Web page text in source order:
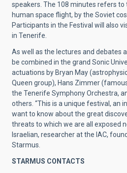
speakers. The 108 minutes refers
human space flight, by the Soviet
Participants in the Festival will also
in Tenerife.
As well as the lectures and debates
be combined in the grand Sonic
actuations by Bryan May
Queen group), Hans Zimmer
the Tenerife Symphony Orchestra,
others. “This is a unique festival, an
want to know about the great
threats to which we are all exposed
Israelian, researcher at the IAC,
Starmus.
STARMUS CONTACTS